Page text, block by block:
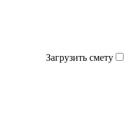
Загрузить смету